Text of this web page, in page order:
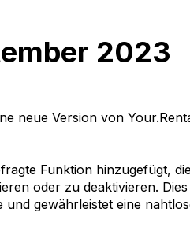
2023
neue Version von
Funktion hinzugefügt,
oder zu deaktivieren.
gewährleistet eine